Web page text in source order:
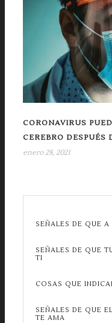
CORONAVIRUS
CEREBRO DESPUÉS
enero 28, 2021
SEÑALES DE QUE
SEÑALES DE QUE
TI
COSAS QUE
SEÑALES DE QUE
TE AMA